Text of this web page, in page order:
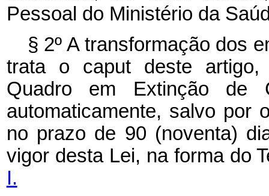
Pessoal do Ministério da
§ 2º A transformação dos
trata o caput deste
Quadro em Extinção de
automaticamente, salvo por
no prazo de 90 (noventa)
vigor desta Lei, na forma do
I.